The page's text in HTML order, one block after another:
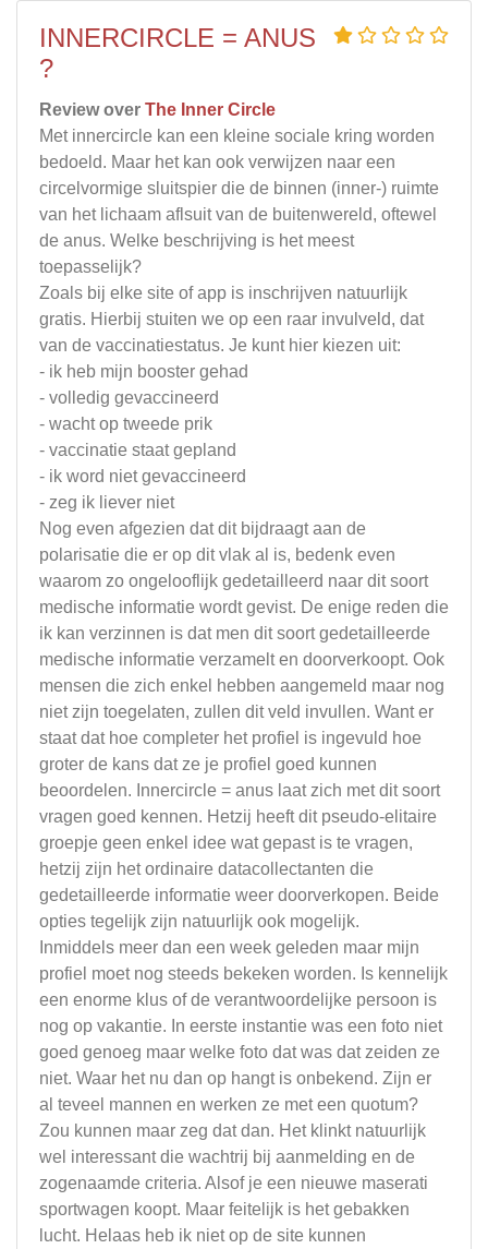
INNERCIRCLE = ANUS
?
Review over The Inner Circle
Met innercircle kan een kleine sociale kring worden
bedoeld. Maar het kan ook verwijzen naar een
circelvormige sluitspier die de binnen (inner-) ruimte
van het lichaam aflsuit van de buitenwereld, oftewel
de anus. Welke beschrijving is het meest
toepasselijk?
Zoals bij elke site of app is inschrijven natuurlijk
gratis. Hierbij stuiten we op een raar invulveld, dat
van de vaccinatiestatus. Je kunt hier kiezen uit:
- ik heb mijn booster gehad
- volledig gevaccineerd
- wacht op tweede prik
- vaccinatie staat gepland
- ik word niet gevaccineerd
- zeg ik liever niet
Nog even afgezien dat dit bijdraagt aan de
polarisatie die er op dit vlak al is, bedenk even
waarom zo ongelooflijk gedetailleerd naar dit soort
medische informatie wordt gevist. De enige reden die
ik kan verzinnen is dat men dit soort gedetailleerde
medische informatie verzamelt en doorverkoopt. Ook
mensen die zich enkel hebben aangemeld maar nog
niet zijn toegelaten, zullen dit veld invullen. Want er
staat dat hoe completer het profiel is ingevuld hoe
groter de kans dat ze je profiel goed kunnen
beoordelen. Innercircle = anus laat zich met dit soort
vragen goed kennen. Hetzij heeft dit pseudo-elitaire
groepje geen enkel idee wat gepast is te vragen,
hetzij zijn het ordinaire datacollectanten die
gedetailleerde informatie weer doorverkopen. Beide
opties tegelijk zijn natuurlijk ook mogelijk.
Inmiddels meer dan een week geleden maar mijn
profiel moet nog steeds bekeken worden. Is kennelijk
een enorme klus of de verantwoordelijke persoon is
nog op vakantie. In eerste instantie was een foto niet
goed genoeg maar welke foto dat was dat zeiden ze
niet. Waar het nu dan op hangt is onbekend. Zijn er
al teveel mannen en werken ze met een quotum?
Zou kunnen maar zeg dat dan. Het klinkt natuurlijk
wel interessant die wachtrij bij aanmelding en de
zogenaamde criteria. Alsof je een nieuwe maserati
sportwagen koopt. Maar feitelijk is het gebakken
lucht. Helaas heb ik niet op de site kunnen